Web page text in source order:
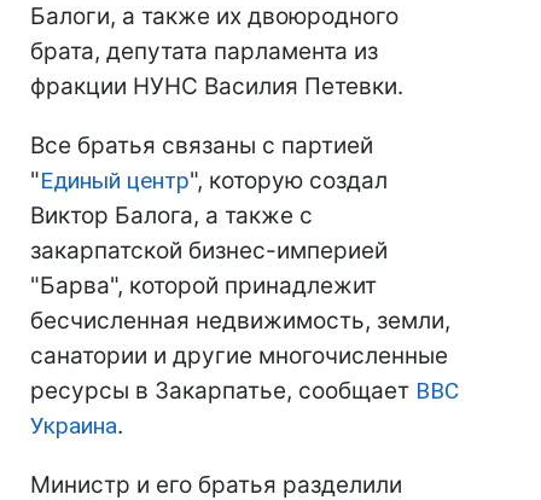
Балоги, а также их двоюродного
брата, депутата парламента из
фракции НУНС Василия Петевки.
Все братья связаны с партией
"Единый центр", которую создал
Виктор Балога, а также с
закарпатской бизнес-империей
"Барва", которой принадлежит
бесчисленная недвижимость, земли,
санатории и другие многочисленные
ресурсы в Закарпатье, сообщает BBC
Украина.
Министр и его братья разделили